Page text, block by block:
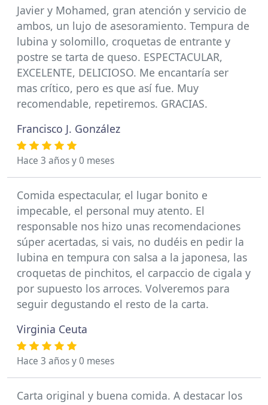
Javier y Mohamed, gran atención y servicio de
ambos, un lujo de asesoramiento. Tempura de
lubina y solomillo, croquetas de entrante y
postre se tarta de queso. ESPECTACULAR,
EXCELENTE, DELICIOSO. Me encantaría ser
mas crítico, pero es que así fue. Muy
recomendable, repetiremos. GRACIAS.
Francisco J. González
Hace 3 años y 0 meses
Comida espectacular, el lugar bonito e
impecable, el personal muy atento. El
responsable nos hizo unas recomendaciones
súper acertadas, si vais, no dudéis en pedir la
lubina en tempura con salsa a la japonesa, las
croquetas de pinchitos, el carpaccio de cigala y
por supuesto los arroces. Volveremos para
seguir degustando el resto de la carta.
Virginia Ceuta
Hace 3 años y 0 meses
Carta original y buena comida. A destacar los